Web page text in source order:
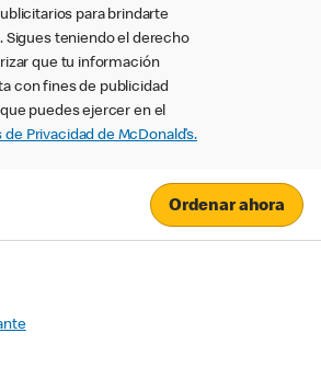
para brindarte
Sigues teniendo el derecho
que tu información
con fines de publicidad
puedes ejercer en el
Privacidad de McDonald’s.
Ordenar ahora